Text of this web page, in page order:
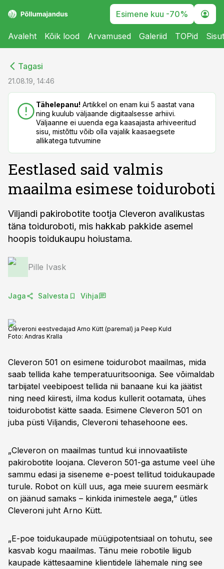
Esimene kuu -70%
Avaleht Kõik lood Arvamused Galeriid TOPid
Tagasi
21.08.19, 14:46
Tähelepanu! Artikkel on enam kui 5 aastat vana
ning kuulub väljaande digitaalsesse arhiivi.
Väljaanne ei uuenda ega kaasajasta arhiveeritud
sisu, mistõttu võib olla vajalik kaasaegsete
allikatega tutvumine
Eestlased said valmis
maailma esimese toiduroboti
Viljandi pakirobotite tootja Cleveron avalikustas
täna toiduroboti, mis hakkab pakkide asemel
hoopis toidukaupu hoiustama.
Pille Ivask
Jaga Salvesta Vihja
Cleveroni eestvedajad Arno Kütt (paremal) ja Peep Kuld
Foto: Andras Kralla
Cleveron 501 on esimene toidurobot maailmas, mida
saab tellida kahe temperatuuritsooniga. See võimaldab
tarbijatel veebipoest tellida nii banaane kui ka jäätist
ning need kiiresti, ilma kodus kullerit ootamata, ühes
toidurobotist kätte saada. Esimene Cleveron 501 on
juba püsti Viljandis, Cleveroni tehasehoone ees.
„Cleveron on maailmas tuntud kui innovaatiliste
pakirobotite loojana. Cleveron 501-ga astume veel ühe
sammu edasi ja siseneme e-poest tellitud toidukaupade
turule. Robot on küll uus, aga meie suurem eesmärk
on jäänud samaks – kinkida inimestele aega,” ütles
Cleveroni juht Arno Kütt.
„E-poe toidukaupade müügipotentsiaal on tohutu, see
kasvab kogu maailmas. Tänu meie robotile liigub
kaupade kättesaamine klientidele lähemale ning see